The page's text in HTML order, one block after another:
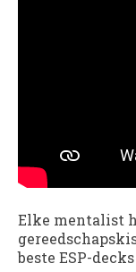
Elke mentalist
beste ESP-